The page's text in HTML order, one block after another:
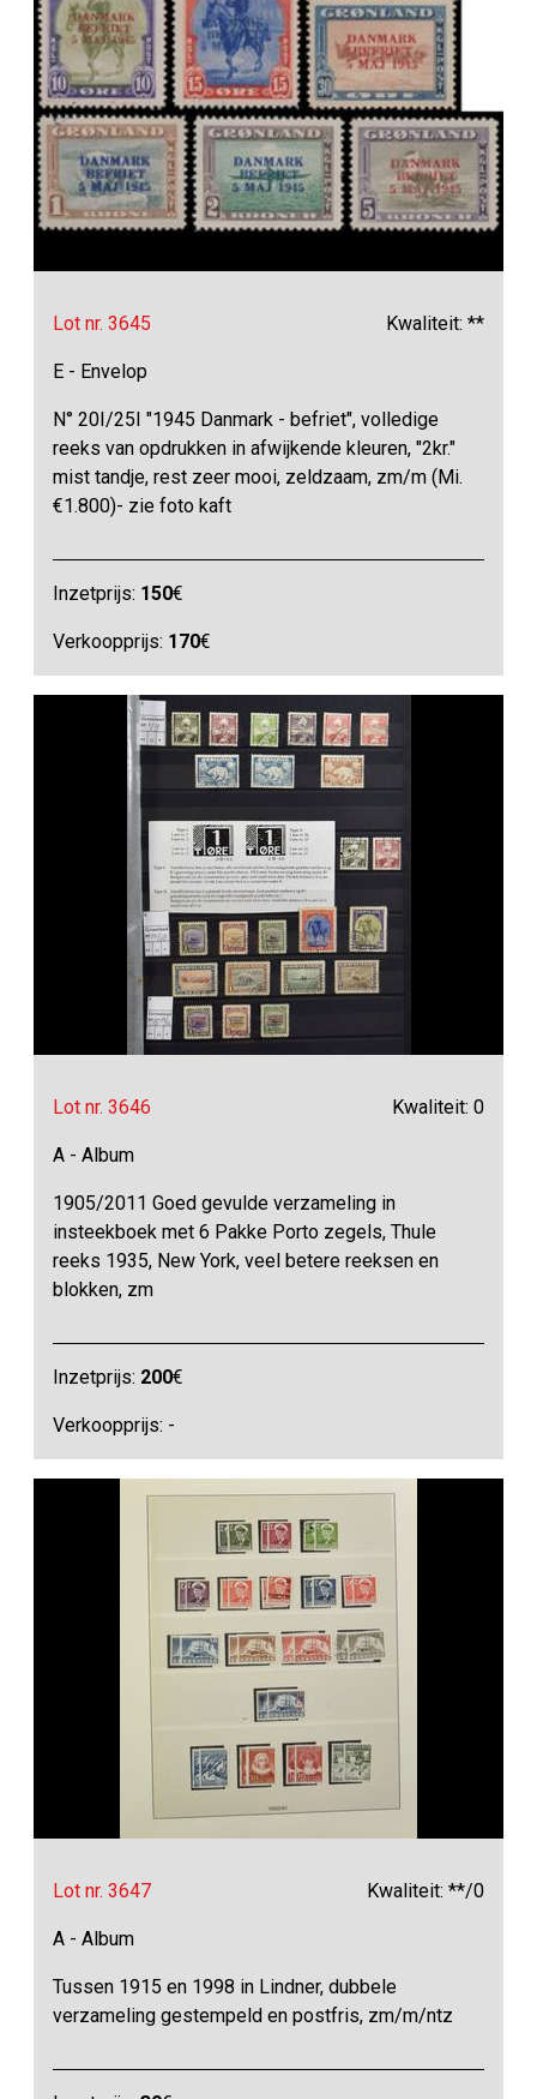
Lot nr. 3645 Kwaliteit: **
E - Envelop
N° 20I/25I "1945 Danmark - befriet", volledige
reeks van opdrukken in afwijkende kleuren, "2kr."
mist tandje, rest zeer mooi, zeldzaam, zm/m (Mi.
€1.800)- zie foto kaft
Inzetprijs: 150€
Verkoopprijs: 170€
Lot nr. 3646 Kwaliteit: 0
A - Album
1905/2011 Goed gevulde verzameling in
insteekboek met 6 Pakke Porto zegels, Thule
reeks 1935, New York, veel betere reeksen en
blokken, zm
Inzetprijs: 200€
Verkoopprijs: -
Lot nr. 3647 Kwaliteit: **/0
A - Album
Tussen 1915 en 1998 in Lindner, dubbele
verzameling gestempeld en postfris, zm/m/ntz